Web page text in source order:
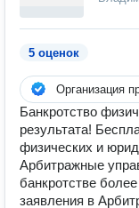
5 оценок
Организация
Банкротство
результата!
физических и
Арбитражные
банкротстве
заявления в